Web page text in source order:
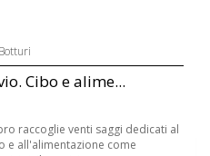
Cibo e alime...
raccoglie venti saggi dedicati al
e all'alimentazione come